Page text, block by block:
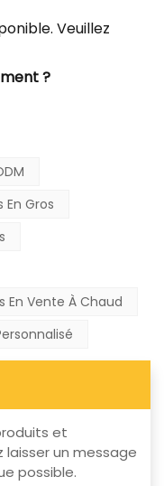
Veuillez
?
Gros
En Vente À Chaud
et
laisser un message
possible.